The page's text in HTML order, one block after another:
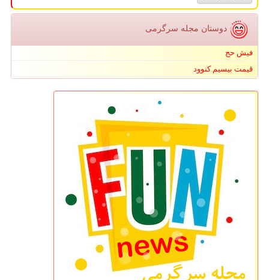
دوستان مجله سرگرمی
فیش حج
قیمت بیسیم کنوود